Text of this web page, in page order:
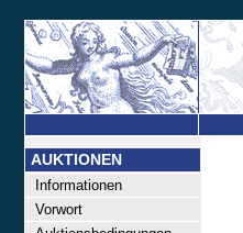
AUKTIONEN
Informationen
Vorwort